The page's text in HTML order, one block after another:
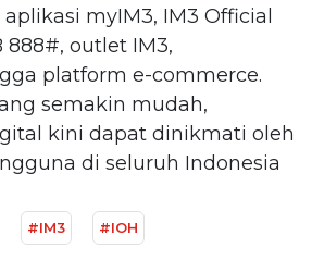
myIM3, IM3 Official
888#, outlet IM3,
platform e-commerce.
semakin mudah,
kini dapat dinikmati oleh
di seluruh Indonesia
#IM3 #IOH